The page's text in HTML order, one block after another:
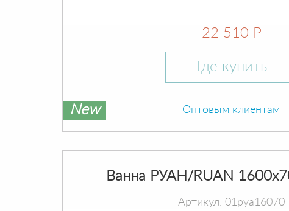
22 510 Р
Где купить
New Оптовым клиентам
Ванна РУАН/RUAN
Артикул: 01руа16070